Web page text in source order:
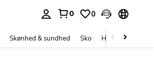
0 0
Skønhed & sundhed Sko Hjem Tekstiler